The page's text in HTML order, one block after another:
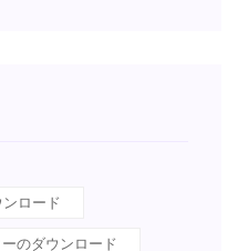
ロード
のダウンロード